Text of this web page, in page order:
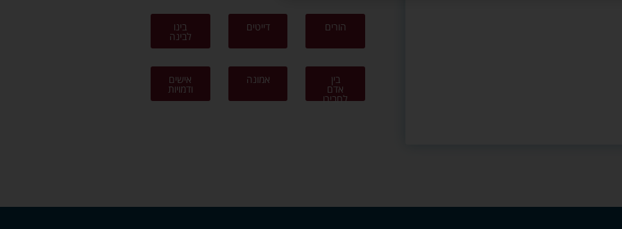
הורים דייטים בינו
לבינה
בין
אדם
לחבירו
אמונה אישים
ודמויות